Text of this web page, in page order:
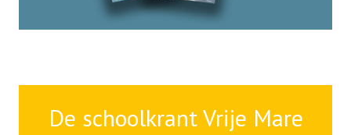
De schoolkrant Vrije Mare
Benieuwd naar Vrijeschool Oosterwold?